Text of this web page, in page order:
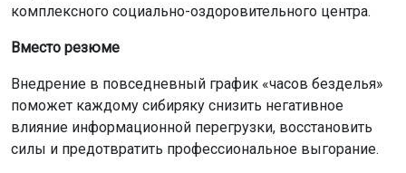
комплексного социально-оздоровительного центра.
Вместо резюме
Внедрение в повседневный график «часов безделья»
поможет каждому сибиряку снизить негативное
влияние информационной перегрузки, восстановить
силы и предотвратить профессиональное выгорание.